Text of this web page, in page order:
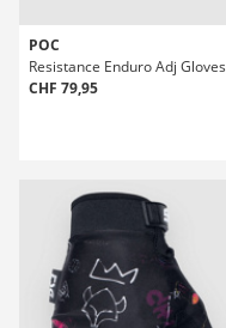
POC
Resistance Enduro Adj Gloves
CHF 79,95